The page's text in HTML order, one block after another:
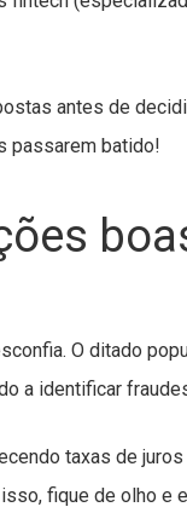
antes de
passarem batido!
O ditado
a identificar
taxas de
fique de olho e